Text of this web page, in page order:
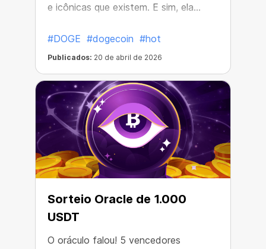
e icônicas que existem. E sim, ela
#DOGE #dogecoin #hot
Publicados: 20 de abril de 2026
Sorteio Oracle de 1.000
USDT
O oráculo falou! 5 vencedores